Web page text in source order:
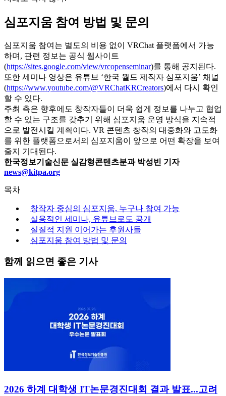
심포지움 참여 방법 및 문의
심포지움 참여는 별도의 비용 없이 VRChat 플랫폼에서 가능
하며, 관련 정보는 공식 웹사이트
(https://sites.google.com/view/vrcopenseminar)를 통해 공지된다.
또한 세미나 영상은 유튜브 ‘한국 월드 제작자 심포지움’ 채널
(https://www.youtube.com/@VRChatKRCreators)에서 다시 확인
할 수 있다.
주최 측은 향후에도 창작자들이 더욱 쉽게 정보를 나누고 협업
할 수 있는 구조를 갖추기 위해 심포지움 운영 방식을 지속적
으로 발전시킬 계획이다. VR 콘텐츠 창작의 대중화와 고도화
를 위한 플랫폼으로서의 심포지움이 앞으로 어떤 확장을 보여
줄지 기대된다.
한국정보기술신문 실감형콘텐츠분과 박성빈 기자
news@kitpa.org
목차
창작자 중심의 심포지움, 누구나 참여 가능
실용적인 세미나, 유튜브로도 공개
실질적 지원 이어가는 후원사들
심포지움 참여 방법 및 문의
함께 읽으면 좋은 기사
2026 하계 대학생 IT논문경진대회 결과 발표...고려